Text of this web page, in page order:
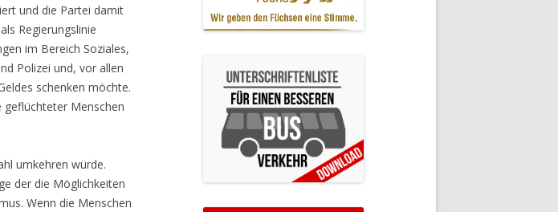
und die Partei damit
Regierungslinie
im Bereich Soziales,
Polizei und, vor allen
schenken möchte.
geflüchteter Menschen
umkehren würde.
der die Möglichkeiten
Wenn die Menschen